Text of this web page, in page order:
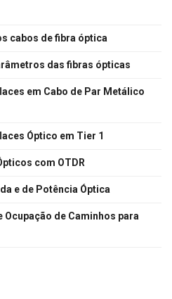
cabos de fibra óptica
das fibras ópticas
em Cabo de Par Metálico
Óptico em Tier 1
com OTDR
e de Potência Óptica
Ocupação de Caminhos para